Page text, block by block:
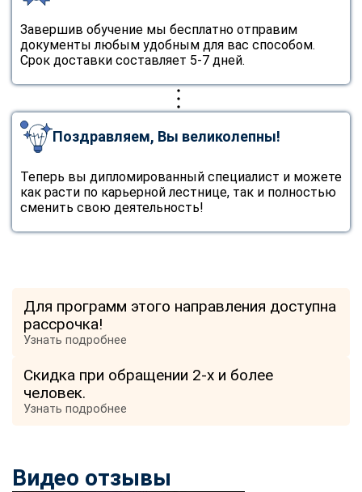
Завершив обучение мы бесплатно отправим
документы любым удобным для вас способом.
Срок доставки составляет 5-7 дней.
Поздравляем, Вы великолепны!
Теперь вы дипломированный специалист и можете
как расти по карьерной лестнице, так и полностью
сменить свою деятельность!
Для программ этого направления доступна
рассрочка!
Узнать подробнее
Скидка при обращении 2-х и более
человек.
Узнать подробнее
Видео отзывы